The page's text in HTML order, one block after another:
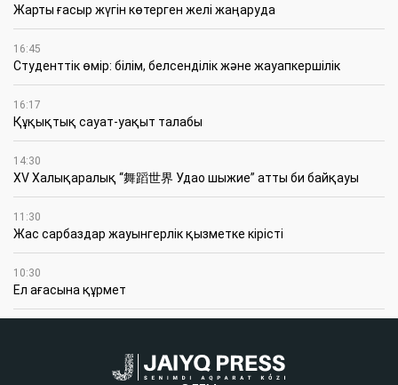
Жарты ғасыр жүгін көтерген желі жаңаруда
16:45
Студенттік өмір: білім, белсенділік және жауапкершілік
16:17
Құқықтық сауат-уақыт талабы
14:30
XV Халықаралық “舞蹈世界 Удао шыжие” атты би байқауы
11:30
Жас сарбаздар жауынгерлік қызметке кірісті
10:30
Ел ағасына құрмет